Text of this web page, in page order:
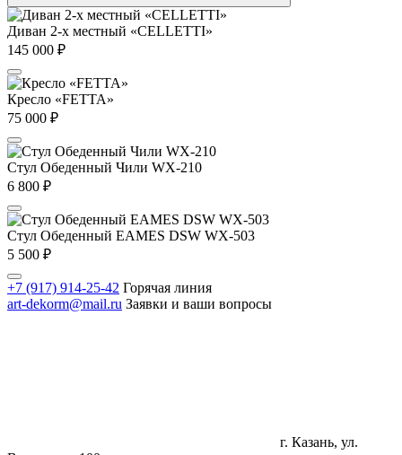
Диван 2-х местный «CELLETTI»
145 000 ₽
Кресло «FETTA»
75 000 ₽
Стул Обеденный Чили WX-210
6 800 ₽
Стул Обеденный EAMES DSW WX-503
5 500 ₽
+7 (917) 914-25-42 Горячая линия
art-dekorm@mail.ru Заявки и ваши вопросы
г. Казань, ул.